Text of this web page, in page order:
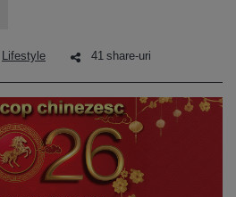
Lifestyle 41 share-uri